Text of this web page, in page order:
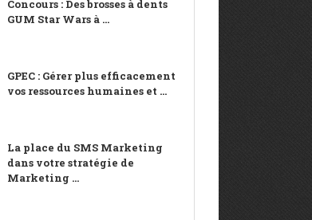
Concours : Des brosses à dents
GUM Star Wars à ...
GPEC : Gérer plus efficacement
vos ressources humaines et ...
La place du SMS Marketing
dans votre stratégie de
Marketing ...